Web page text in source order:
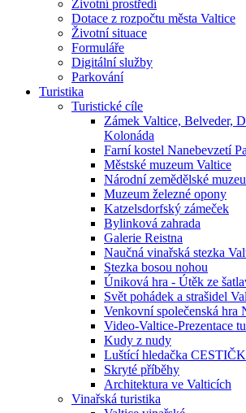
Životní prostředí
Dotace z rozpočtu města Valtice
Životní situace
Formuláře
Digitální služby
Parkování
Turistika
Turistické cíle
Zámek Valtice, Belveder,
Kolonáda
Farní kostel Nanebevzetí
Městské muzeum Valtice
Národní zemědělské
Muzeum železné opony
Katzelsdorfský zámeček
Bylinková zahrada
Galerie Reistna
Naučná vinařská stezka
Stezka bosou nohou
Úniková hra - Útěk ze
Svět pohádek a strašidel
Venkovní společenská hra
Video-Valtice-Prezentace
Kudy z nudy
Luštící hledačka
Skryté příběhy
Architektura ve Valticích
Vinařská turistika